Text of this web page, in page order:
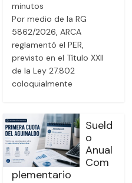
minutos
Por medio de la RG
5862/2026, ARCA
reglamentó el PER,
previsto en el Título XXII
de la Ley 27.802
coloquialmente
Sueld
o
Anual
Com
plementario